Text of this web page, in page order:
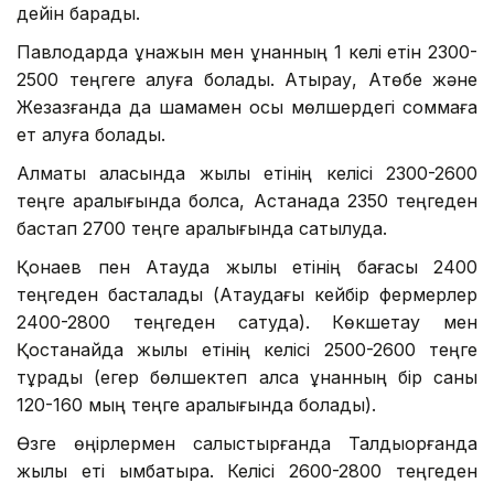
дейін барады.
Павлодарда құнажын мен құнанның 1 келі етін 2300-
2500 теңгеге алуға болады. Атырау, Ақтөбе және
Жезқазғанда да шамамен осы мөлшердегі соммаға
ет алуға болады.
Алматы қаласында жылқы етінің келісі 2300-2600
теңге аралығында болса, Астанада 2350 теңгеден
бастап 2700 теңге аралығында сатылуда.
Қонаев пен Ақтауда жылқы етінің бағасы 2400
теңгеден басталады (Ақтаудағы кейбір фермерлер
2400-2800 теңгеден сатуда). Көкшетау мен
Қостанайда жылқы етінің келісі 2500-2600 теңге
тұрады (егер бөлшектеп алса құнанның бір саны
120-160 мың теңге аралығында болады).
Өзге өңірлермен салыстырғанда Талдықорғанда
жылқы еті қымбатырақ. Келісі 2600-2800 теңгеден